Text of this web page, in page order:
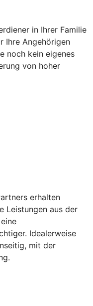
in Ihrer Familie
Ihre Angehörigen
noch kein eigenes
von hoher
erhalten
Leistungen aus der
Idealerweise
mit der